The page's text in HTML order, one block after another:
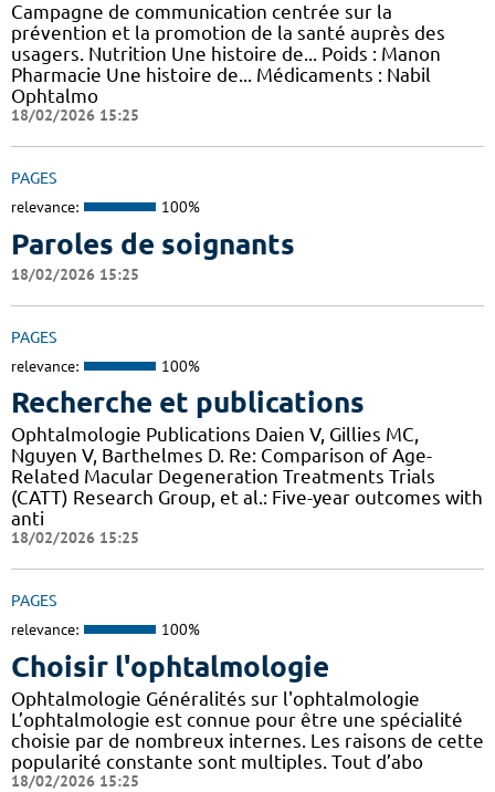
Campagne de communication centrée sur la
prévention et la promotion de la santé auprès des
usagers. Nutrition Une histoire de... Poids : Manon
Pharmacie Une histoire de... Médicaments : Nabil
Ophtalmo
18/02/2026 15:25
PAGES
relevance: 100%
Paroles de soignants
18/02/2026 15:25
PAGES
relevance: 100%
Recherche et publications
Ophtalmologie Publications Daien V, Gillies MC,
Nguyen V, Barthelmes D. Re: Comparison of Age-
Related Macular Degeneration Treatments Trials
(CATT) Research Group, et al.: Five-year outcomes with
anti
18/02/2026 15:25
PAGES
relevance: 100%
Choisir l'ophtalmologie
Ophtalmologie Généralités sur l'ophtalmologie
L’ophtalmologie est connue pour être une spécialité
choisie par de nombreux internes. Les raisons de cette
popularité constante sont multiples. Tout d’abo
18/02/2026 15:25